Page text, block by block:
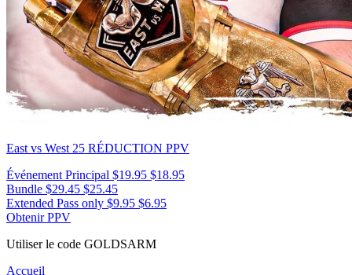
East vs West 25 RÉDUCTION PPV
Événement Principal $19.95 $18.95
Bundle $29.45 $25.45
Extended Pass only $9.95 $6.95
Obtenir PPV
Utiliser le code GOLDSARM
Accueil